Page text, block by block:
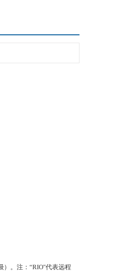
）。注：“RIO"代表远程